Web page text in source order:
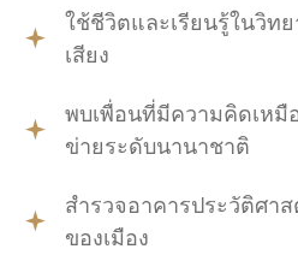
ใช้ชีวิตและเรียนรู้ในวิท
เสียง
พบเพื่อนที่มีความคิดเหมื
ข่ายระดับนานาชาติ
สำรวจอาคารประวัติศา
ของเมือง